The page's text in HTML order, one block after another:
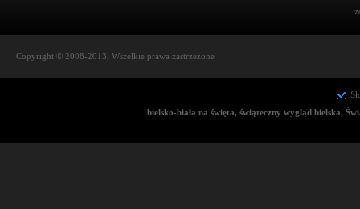
Copyright © 2008-2013, Wszelkie prawa zastrzeżone
bielsko-biała na święta, świąteczny wygląd bielska,